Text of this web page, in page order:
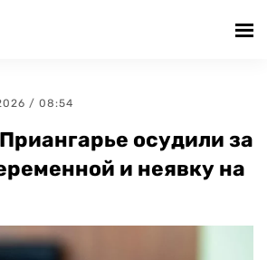
/ 08:54
осудили за
и неявку на